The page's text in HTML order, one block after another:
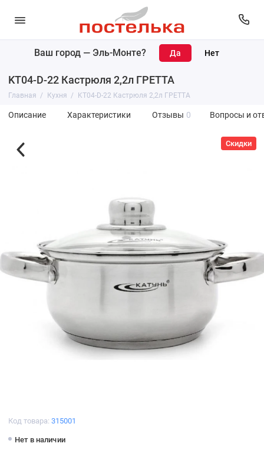
Ваш город — Эль-Монте?
KT04-D-22 Кастрюля 2,2л ГРЕТТА
Главная Кухня KT04-D-22 Кастрюля 2,2л ГРЕТТА
Описание Характеристики Отзывы 0 Вопросы и
Скидки
Код товара: 315001
Нет в наличии